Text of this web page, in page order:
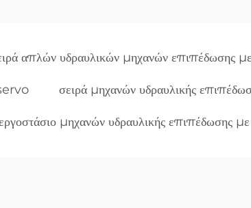
απλών υδραυλικών μηχανών επιπέδωσης
σειρά μηχανών υδραυλικής
μηχανών υδραυλικής επιπέδωσης